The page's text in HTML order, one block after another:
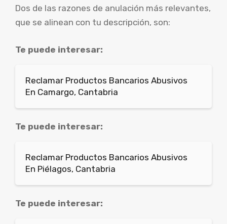
Dos de las razones de anulación más relevantes,
que se alinean con tu descripción, son:
Te puede interesar:
Reclamar Productos Bancarios Abusivos
En Camargo, Cantabria
Te puede interesar:
Reclamar Productos Bancarios Abusivos
En Piélagos, Cantabria
Te puede interesar: